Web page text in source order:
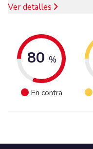
Ver detalles
80 %
En contra